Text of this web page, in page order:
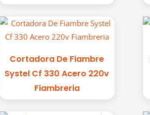
Cortadora De Fiambre
Systel Cf 330 Acero 220v
Fiambreria